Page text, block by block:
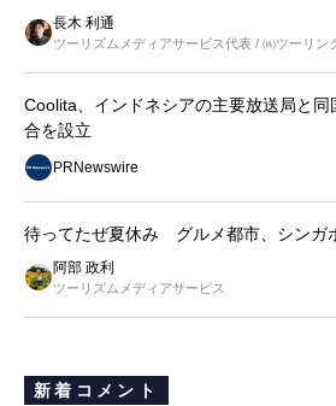
長木 利通
ツーリズムメディアサービス代表 / ㈱ツーリン
Coolita、インドネシアの主要放送局と同
合を設立
PRNewswire
待ってたぜ夏休み グルメ都市、シンガ
阿部 政利
ツーリズムメディアサービス
新着コメント